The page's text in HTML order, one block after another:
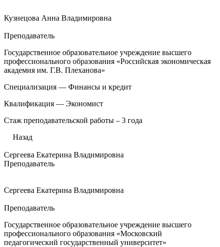
Кузнецова Анна Владимировна
Преподаватель
Государственное образовательное учреждение высшего
профессионального образования «Российская экономическая
академия им. Г.В. Плеханова»
Специализация — Финансы и кредит
Квалификация — Экономист
Стаж преподавательской работы – 3 года
Назад
Сергеева Екатерина Владимировна
Преподаватель
Сергеева Екатерина Владимировна
Преподаватель
Государственное образовательное учреждение высшего
профессионального образования «Московский
педагогический государственный университет»